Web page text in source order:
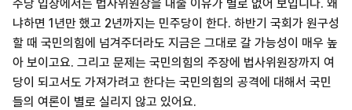
주당 입장에서는 법사위원장을 내줄 이유가 별로 없어 보입니다. 왜
냐하면 1년만 했고 2년까지는 민주당이 한다. 하반기 국회가 원구성
할 때 국민의힘에 넘겨주더라도 지금은 그대로 갈 가능성이 매우 높
아 보이고요. 그리고 문제는 국민의힘의 주장에 법사위원장까지 여
당이 되고서도 가져가려고 한다는 국민의힘의 공격에 대해서 국민
들의 여론이 별로 실리지 않고 있어요.